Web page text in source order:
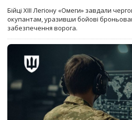
Бійці ХІІІ Легіону «Омеги» завдали
окупантам, уразивши бойові
забезпечення ворога.